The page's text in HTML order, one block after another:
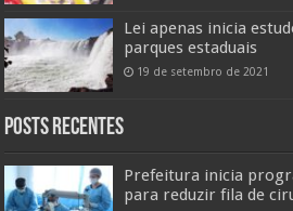
Lei apenas inicia
parques estaduais
19 de setembro de 2021
Posts Recentes
Prefeitura inicia
para reduzir fila de